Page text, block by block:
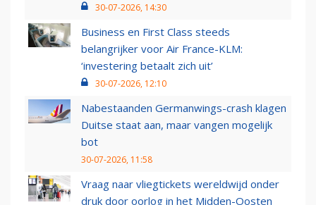
30-07-2026, 14:30
Business en First Class steeds
belangrijker voor Air France-KLM:
‘investering betaalt zich uit’
30-07-2026, 12:10
Nabestaanden Germanwings-crash klagen
Duitse staat aan, maar vangen mogelijk
bot
30-07-2026, 11:58
Vraag naar vliegtickets wereldwijd onder
druk door oorlog in het Midden-Oosten